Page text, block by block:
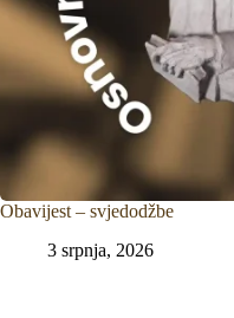
Obavijest – svjedodžbe
3 srpnja, 2026